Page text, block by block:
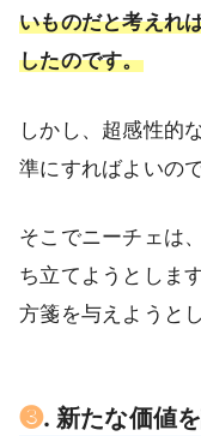
いものだと考えれ
したのです。
しかし、超感性的
準にすればよいの
そこでニーチェは
ち立てようとしま
方箋を与えようと
❸. 新たな価値